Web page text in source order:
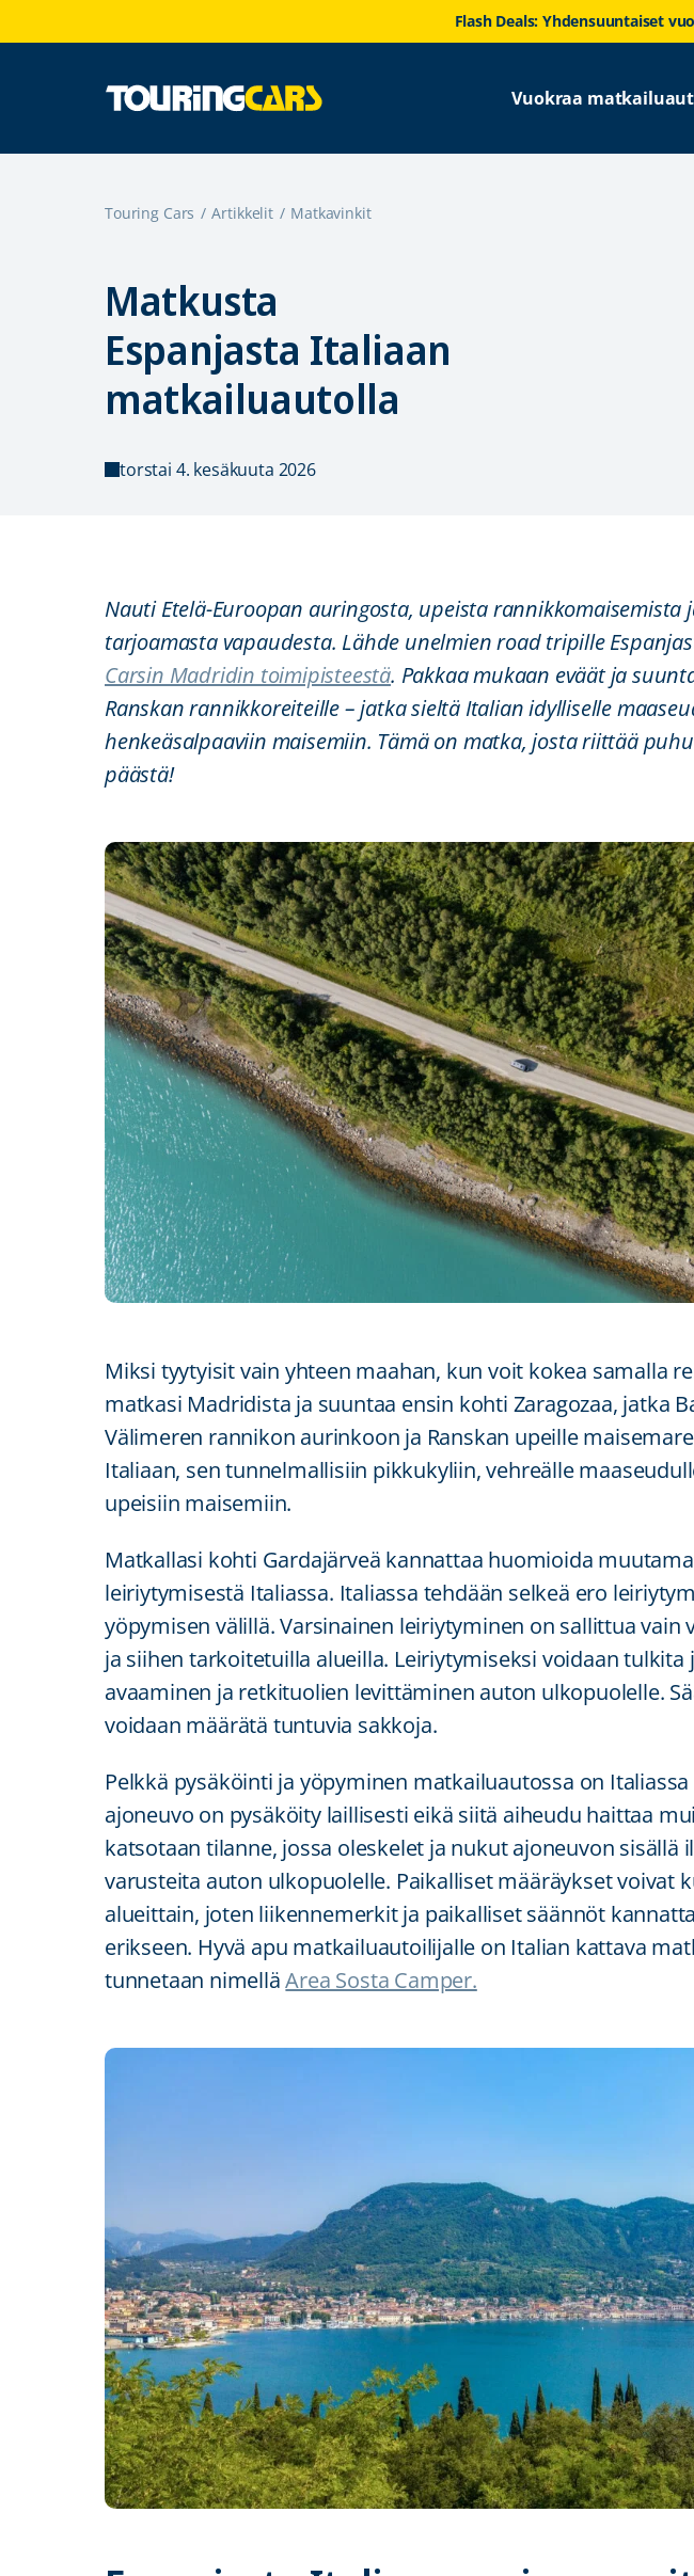
Flash Deals: Yhdensuuntaiset
Vuokraa
Touring Cars Artikkelit Matkavinkit
Matkusta
Espanjasta Italiaan
matkailuautolla
torstai 4. kesäkuuta 2026
Nauti Etelä-Euroopan auringosta, upeista rannikkomaisemista
tarjoamasta vapaudesta. Lähde unelmien road tripille
Carsin Madridin toimipisteestä. Pakkaa mukaan eväät ja
Ranskan rannikkoreiteille – jatka sieltä Italian idylliselle
henkeäsalpaaviin maisemiin. Tämä on matka, josta riittää
päästä!
Miksi tyytyisit vain yhteen maahan, kun voit kokea samalla
matkasi Madridista ja suuntaa ensin kohti Zaragozaa, jatka
Välimeren rannikon aurinkoon ja Ranskan upeille
Italiaan, sen tunnelmallisiin pikkukyliin, vehreälle
upeisiin maisemiin.
Matkallasi kohti Gardajärveä kannattaa huomioida
leiriytymisestä Italiassa. Italiassa tehdään selkeä ero
yöpymisen välillä. Varsinainen leiriytyminen on sallittua vain
ja siihen tarkoitetuilla alueilla. Leiriytymiseksi voidaan
avaaminen ja retkituolien levittäminen auton ulkopuolelle.
voidaan määrätä tuntuvia sakkoja.
Pelkkä pysäköinti ja yöpyminen matkailuautossa on
ajoneuvo on pysäköity laillisesti eikä siitä aiheudu haittaa
katsotaan tilanne, jossa oleskelet ja nukut ajoneuvon sisällä
varusteita auton ulkopuolelle. Paikalliset määräykset voivat
alueittain, joten liikennemerkit ja paikalliset säännöt
erikseen. Hyvä apu matkailuautoilijalle on Italian kattava
tunnetaan nimelläArea Sosta Camper.